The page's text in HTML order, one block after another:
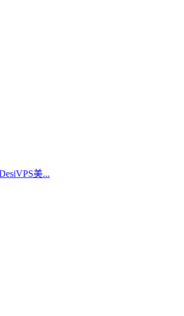
美...